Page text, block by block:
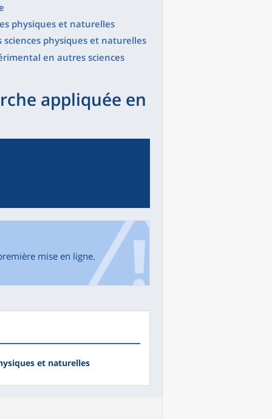
physiques et naturelles
physiques et naturelles
en autres sciences
appliquée en
mise en ligne.
et naturelles